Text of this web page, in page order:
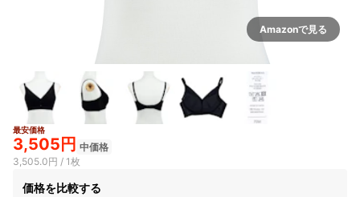
Amazonで見る
最安価格
3,505円 中価格
3,505.0円 / 1枚
価格を比較する